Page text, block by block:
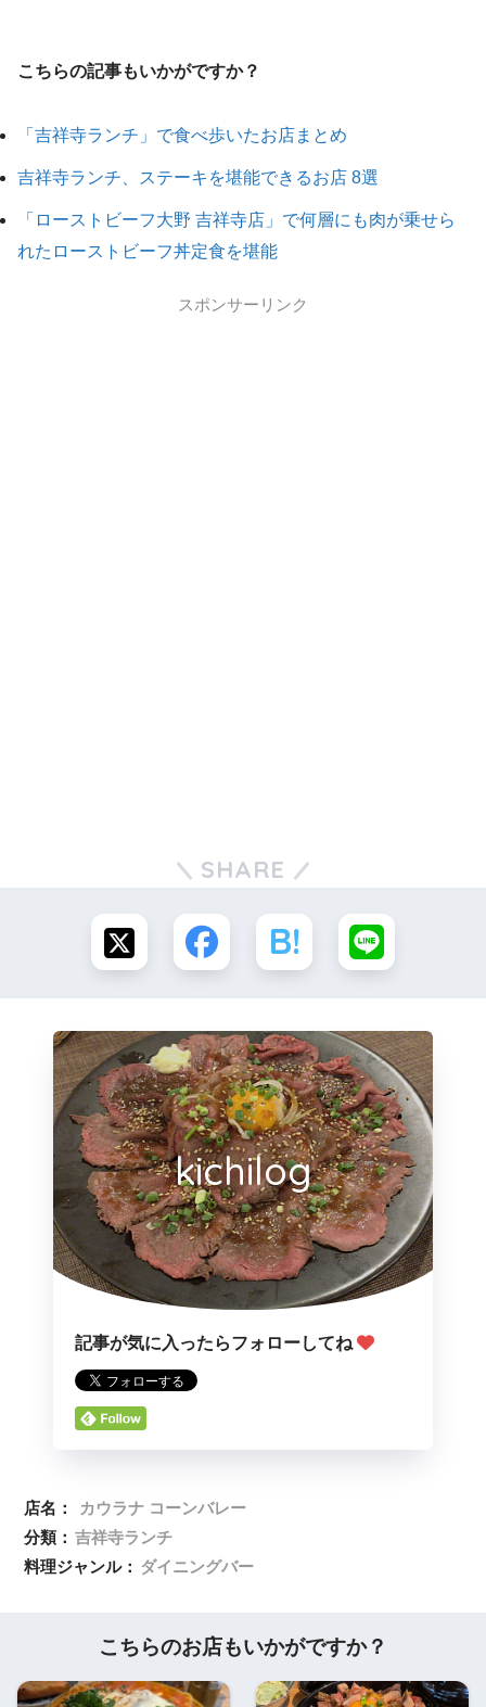
こちらの記事もいかがですか？
「吉祥寺ランチ」で食べ歩いたお店まとめ
吉祥寺ランチ、ステーキを堪能できるお店 8選
「ローストビーフ大野 吉祥寺店」で何層にも肉が乗せら
れたローストビーフ丼定食を堪能
スポンサーリンク
SHARE
kichilog
記事が気に入ったらフォローしてね
店名：
カウラナ コーンバレー
分類： 吉祥寺ランチ
料理ジャンル： ダイニングバー
こちらのお店もいかがですか？